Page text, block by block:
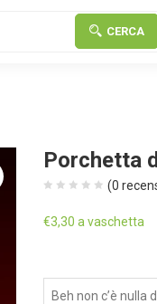
CERCA
Porchetta
(0
€3,30 a vaschetta
Beh non c’è nulla